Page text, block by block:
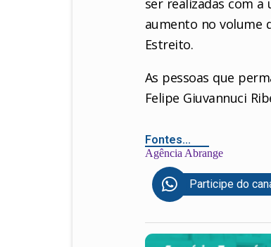
ser realizadas com
aumento no volume
Estreito.
As pessoas que
Felipe Giuvannuci
Fontes...
Agência Abrange
Participe do